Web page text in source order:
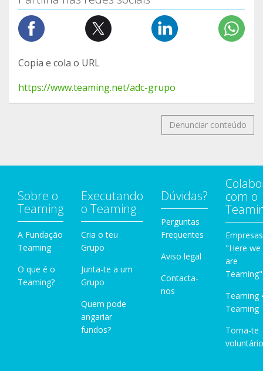
Copia e cola o URL
https://www.teaming.net/adc-grupo
Denunciar conteúdo
Sobre o
Teaming
A Fundação
Teaming
O que é o
Teaming?
Executando
o Teaming
Cria o teu
Grupo
Junta-te a um
Grupo
Quem pode
angariar
fundos?
Dúvidas?
Perguntas
Frequentes
Aviso legal
Contacta-
nos
com o
Empresas
"Here we
are
Teaming"
Teaming
Teaming
Torna-te